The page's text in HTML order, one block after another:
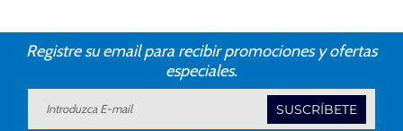
Registre su email para recibir promociones y ofertas
especiales.
SUSCRÍBETE